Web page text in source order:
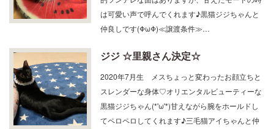
は可愛い声で呼んでくれます♪黒猫ジジちゃんと
仲良しです(ΦωΦ)≪譲渡条件≫…
ジジ ☆里親さん決定☆
2020年7月生 メスちょっと変わったお顔立ちと
スレンダーな身体♡オリエンタルビューティーな
黒猫ジジちゃん(*'ω'*)甘えながら腕をホールドし
てペロペロしてくれます♪三毛猫アイちゃんと仲